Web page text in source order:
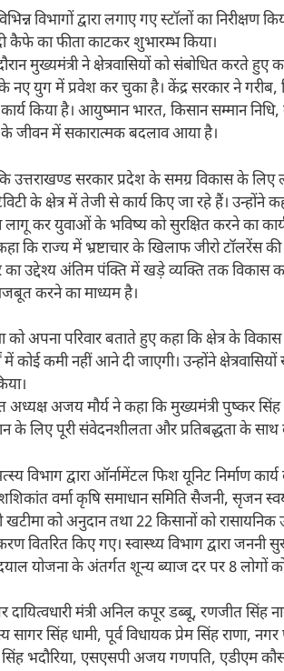
विभागों द्वारा लगाए गए स्टॉलों का निरीक्षण
कैफे का फीता काटकर शुभारम्भ किया।
मुख्यमंत्री ने क्षेत्रवासियों को संबोधित करते
युग में प्रवेश कर चुका है। केंद्र सरकार ने
कार्य किया है। आयुष्मान भारत, किसान सम्मान
के जीवन में सकारात्मक बदलाव आया है।
उत्तराखण्ड सरकार प्रदेश के समग्र विकास के
के क्षेत्र में तेजी से कार्य किए जा रहे हैं।
लागू कर युवाओं के भविष्य को सुरक्षित करने का
कि राज्य में भ्रष्टाचार के खिलाफ जीरो टॉलरेंस
का उद्देश्य अंतिम पंक्ति में खड़े व्यक्ति तक
करने का माध्यम है।
को अपना परिवार बताते हुए कहा कि क्षेत्र के
में कोई कमी नहीं आने दी जाएगी। उन्होंने
अध्यक्ष अजय मौर्य ने कहा कि मुख्यमंत्री पुष्कर
के लिए पूरी संवेदनशीलता और प्रतिबद्धता के साथ
विभाग द्वारा ऑर्नामेंटल फिश यूनिट निर्माण
शशिकांत वर्मा कृषि समाधान समिति सैजनी, सृजन
को अनुदान तथा 22 किसानों को रासायनिक
वितरित किए गए। स्वास्थ्य विभाग द्वारा जननी
योजना के अंतर्गत शून्य ब्याज दर पर 8 लोगों
मंत्री अनिल कपूर डब्बू, रणजीत सिंह
सिंह धामी, पूर्व विधायक प्रेम सिंह राणा, नगर
सिंह भदौरिया, एसएसपी अजय गणपति, एडीएम